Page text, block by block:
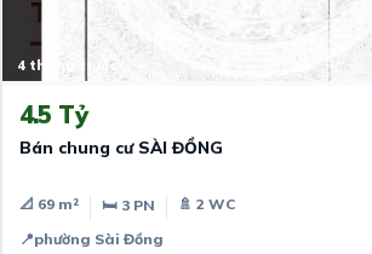
4 tháng trước
4.5 Tỷ
Bán chung cư SÀI ĐỒNG
📐 69 m² 🛏 3 PN
🚿 2 WC
📍phường Sài Đồng